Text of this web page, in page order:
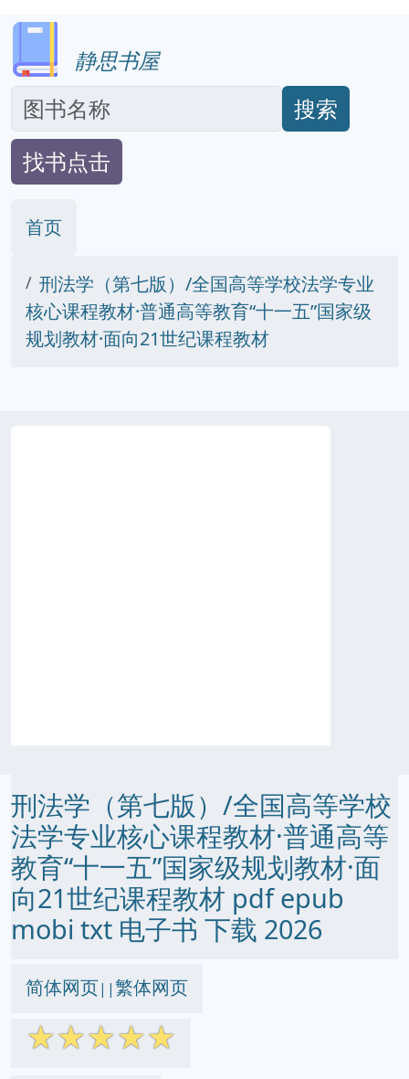
静思书屋
搜索
找书点击
首页
刑法学（第七版）/全国高等学校法学专业
核心课程教材·普通高等教育“十一五”国家级
规划教材·面向21世纪课程教材
刑法学（第七版）/全国高等学校
法学专业核心课程教材·普通高等
教育“十一五”国家级规划教材·面
向21世纪课程教材 pdf epub
mobi txt 电子书 下载 2026
简体网页||繁体网页
☆☆☆☆☆